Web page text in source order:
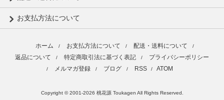
お支払方法について
ホーム / お支払方法について / 配送・送料について /
返品について / 特定商取引法に基づく表記 / プライバシーポリシー
/ メルマガ登録 / ブログ / RSS / ATOM
Copyright © 2001-2026 桃花源 Toukagen All Rights Reserved.